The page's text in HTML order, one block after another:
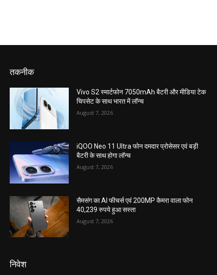
तकनीक
Vivo S2 स्मार्टफोन 7050mAh बैटरी और मीडिया टेक
चिपसेट के साथ भारत में लॉन्च
August 7, 2026
iQOO Neo 11 Ultra फोन दमदार प्रोसेसर एवं बड़ी
बैटरी के साथ होगा लॉन्च
August 7, 2026
सैमसंग का AI फीचर्स एवं 200MP कैमरा वाला फोन
40,239 रुपये हुआ सस्ता
August 7, 2026
निवेश